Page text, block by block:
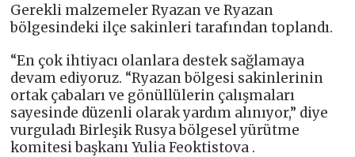
Gerekli malzemeler Ryazan ve Ryazan
bölgesindeki ilçe sakinleri tarafından toplandı.
“En çok ihtiyacı olanlara destek sağlamaya
devam ediyoruz. “Ryazan bölgesi sakinlerinin
ortak çabaları ve gönüllülerin çalışmaları
sayesinde düzenli olarak yardım alınıyor,” diye
vurguladı Birleşik Rusya bölgesel yürütme
komitesi başkanı Yulia Feoktistova .